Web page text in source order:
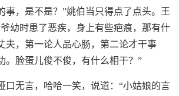
事，是不是？”姚伯当只得点了点头。王
幼时患了恶疾，身上有些疤痕，那有什
夫，第一论人品心肠，第二论才干事
。脸蛋儿俊不俊，有什么相干？”
口无言，哈哈一笑，说道：“小姑娘的言